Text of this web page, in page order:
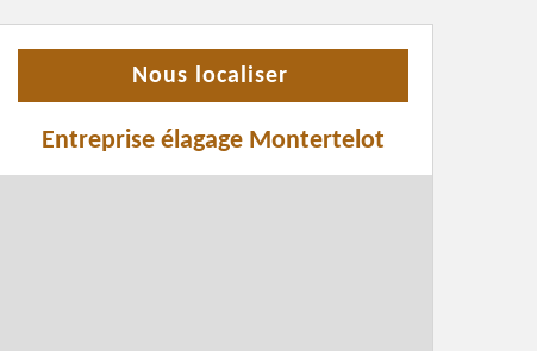
Nous localiser
Entreprise élagage Montertelot